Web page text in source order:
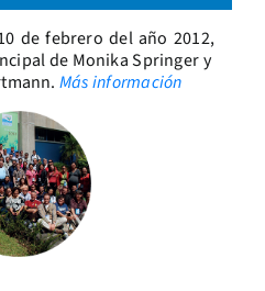
de febrero del año 2012,
de Monika Springer y
Más información